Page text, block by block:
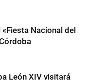
Nacional del
León XIV visitará